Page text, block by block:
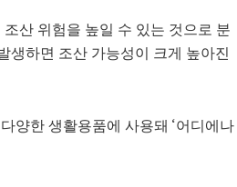
산 위험을 높일 수 있는 것으로 분
생하면 조산 가능성이 크게 높아진
양한 생활용품에 사용돼 ‘어디에나